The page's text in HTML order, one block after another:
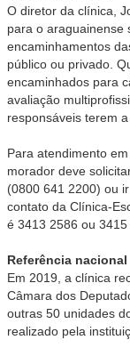
O diretor da clínica,
para o araguainense
encaminhamentos
público ou privado.
encaminhados para
avaliação
responsáveis terem
Para atendimento
morador deve
(0800 641 2200) ou
contato da Clínica-
é 3413 2586 ou 3415
Referência nacional
Em 2019, a clínica
Câmara dos
outras 50 unidades
realizado pela